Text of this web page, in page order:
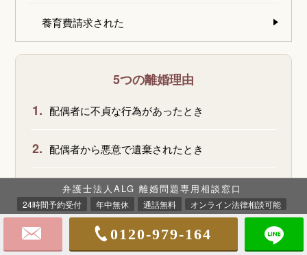
養育費請求された
5つの離婚理由
1. 配偶者に不貞な行為があったとき
2. 配偶者から悪意で遺棄されたとき
配偶者の生死が3年以上明らかでないとき
4.
配偶者が強度の精神病にかかり、回復の見込みが
弁護士法人ALG 離婚問題専用相談窓口
24時間予約受付 年中無休 通話無料 オンライン法律相談可能
0120-979-164